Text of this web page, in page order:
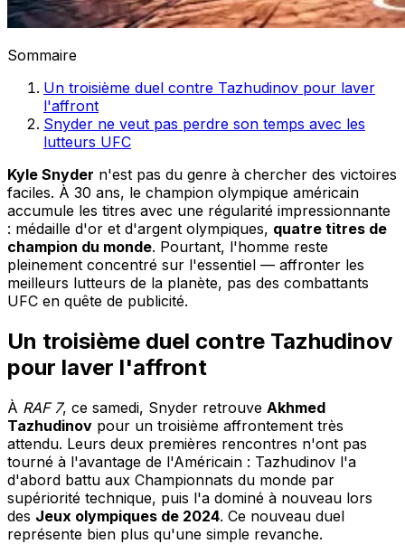
Sommaire
Un troisième duel contre Tazhudinov pour laver
l'affront
Snyder ne veut pas perdre son temps avec les
lutteurs UFC
Kyle Snyder n'est pas du genre à chercher des victoires
faciles. À 30 ans, le champion olympique américain
accumule les titres avec une régularité impressionnante
: médaille d'or et d'argent olympiques, quatre titres de
champion du monde. Pourtant, l'homme reste
pleinement concentré sur l'essentiel — affronter les
meilleurs lutteurs de la planète, pas des combattants
UFC en quête de publicité.
Un troisième duel contre Tazhudinov
pour laver l'affront
À RAF 7, ce samedi, Snyder retrouve Akhmed
Tazhudinov pour un troisième affrontement très
attendu. Leurs deux premières rencontres n'ont pas
tourné à l'avantage de l'Américain : Tazhudinov l'a
d'abord battu aux Championnats du monde par
supériorité technique, puis l'a dominé à nouveau lors
des Jeux olympiques de 2024. Ce nouveau duel
représente bien plus qu'une simple revanche.